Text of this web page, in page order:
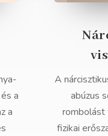
a
a
A
abúzus
rombolást
fizikai